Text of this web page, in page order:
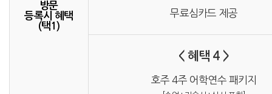
방문
등록시 혜택
(택1)
무료심카드 제공
< 혜택 4 >
호주 4주 어학연수 패키지